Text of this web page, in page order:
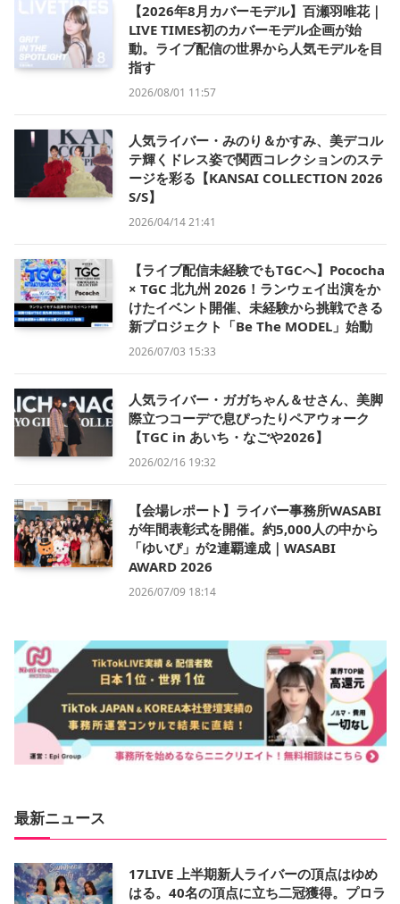
【2026年8月カバーモデル】百瀬羽唯花｜
LIVE TIMES初のカバーモデル企画が始
動。ライブ配信の世界から人気モデルを目
指す
2026/08/01 11:57
人気ライバー・みのり＆かすみ、美デコル
テ輝くドレス姿で関西コレクションのステ
ージを彩る【KANSAI COLLECTION 2026
S/S】
2026/04/14 21:41
【ライブ配信未経験でもTGCへ】Pococha
× TGC 北九州 2026！ランウェイ出演をか
けたイベント開催、未経験から挑戦できる
新プロジェクト「Be The MODEL」始動
2026/07/03 15:33
人気ライバー・ガガちゃん＆せさん、美脚
際立つコーデで息ぴったりペアウォーク
【TGC in あいち・なごや2026】
2026/02/16 19:32
【会場レポート】ライバー事務所WASABI
が年間表彰式を開催。約5,000人の中から
「ゆいぴ」が2連覇達成｜WASABI
AWARD 2026
2026/07/09 18:14
最新ニュース
17LIVE 上半期新人ライバーの頂点はゆめ
はる。40名の頂点に立ち二冠獲得。プロラ